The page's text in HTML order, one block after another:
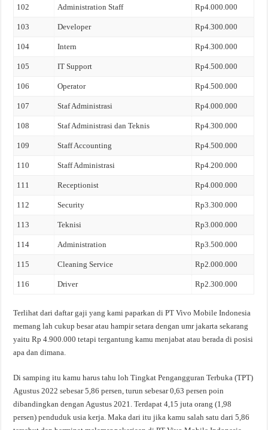
102 Administration Staff Rp4.000.000
103 Developer Rp4.300.000
104 Intern Rp4.300.000
105 IT Support Rp4.500.000
106 Operator Rp4.500.000
107 Staf Administrasi Rp4.000.000
108 Staf Administrasi dan Teknis Rp4.300.000
109 Staff Accounting Rp4.500.000
110 Staff Administrasi Rp4.200.000
111 Receptionist Rp4.000.000
112 Security Rp3.300.000
113 Teknisi Rp3.000.000
114 Administration Rp3.500.000
115 Cleaning Service Rp2.000.000
116 Driver Rp2.300.000
Terlihat dari daftar gaji yang kami paparkan di PT Vivo Mobile Indonesia
memang lah cukup besar atau hampir setara dengan umr jakarta sekarang
yaitu Rp 4.900.000 tetapi tergantung kamu menjabat atau berada di posisi
apa dan dimana.
Di samping itu kamu harus tahu loh Tingkat Pengangguran Terbuka (TPT)
Agustus 2022 sebesar 5,86 persen, turun sebesar 0,63 persen poin
dibandingkan dengan Agustus 2021. Terdapat 4,15 juta orang (1,98
persen) penduduk usia kerja. Maka dari itu jika kamu salah satu dari 5,86